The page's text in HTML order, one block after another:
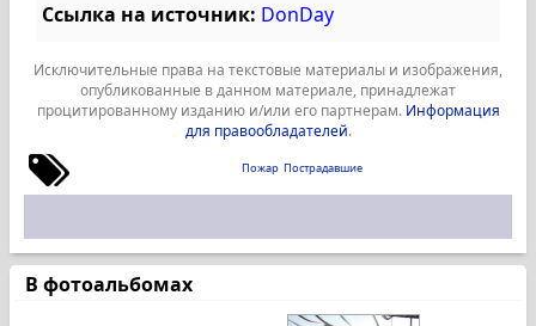
Ссылка на источник: DonDay
Исключительные права на текстовые материалы и изображения,
опубликованные в данном материале, принадлежат
процитированному изданию и/или его партнерам. Информация
для правообладателей.
Пожар Пострадавшие
В фотоальбомах